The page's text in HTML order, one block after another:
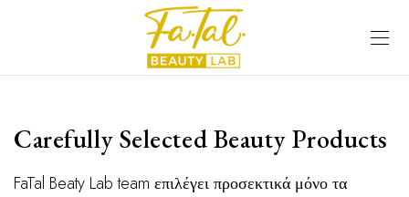
Carefully Selected Beauty Products
FaTal Beaty Lab team επιλέγει προσεκτικά μόνο τα